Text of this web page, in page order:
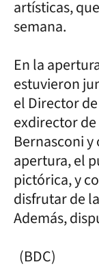
artísticas,
semana.
En la
estuvieron
el Director
exdirector
Bernasconi
apertura, el
pictórica, y
disfrutar de
Además,
(BDC)